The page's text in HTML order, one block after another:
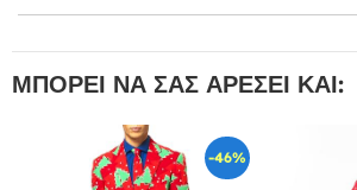
ΜΠΟΡΕΊ ΝΑ ΣΑΣ ΑΡΈΣΕΙ ΚΑΙ:
-46%